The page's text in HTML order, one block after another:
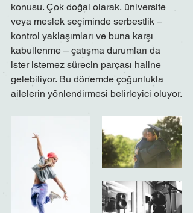
konusu. Çok doğal olarak, üniversite
veya meslek seçiminde serbestlik –
kontrol yaklaşımları ve buna karşı
kabullenme – çatışma durumları da
ister istemez sürecin parçası haline
gelebiliyor. Bu dönemde çoğunlukla
ailelerin yönlendirmesi belirleyici oluyor.